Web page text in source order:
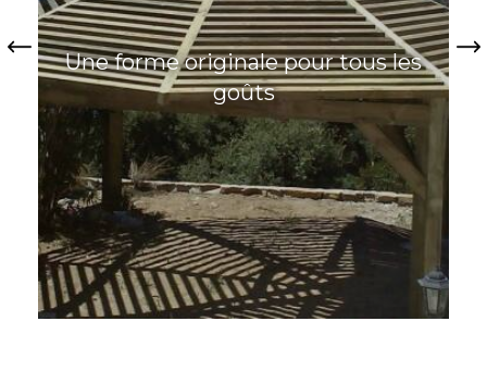
Previous
Une forme originale pour tous les
goûts